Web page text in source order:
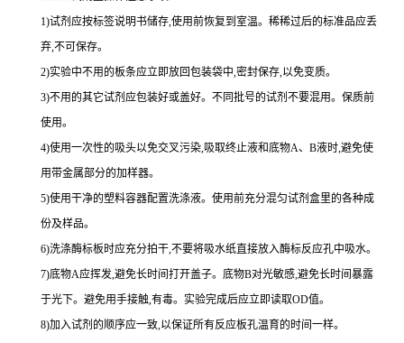
1)试剂应按标签说明书储存,使用前恢复到室温。稀稀过后的标准品应丢
弃,不可保存。
2)实验中不用的板条应立即放回包装袋中,密封保存,以免变质。
3)不用的其它试剂应包装好或盖好。不同批号的试剂不要混用。保质前
使用。
4)使用一次性的吸头以免交叉污染,吸取终止液和底物A、 B液时,避免使
用带金属部分的加样器。
5)使用干净的塑料容器配置洗涤液。使用前充分混匀试剂盒里的各种成
份及样品。
6)洗涤酶标板时应充分拍干,不要将吸水纸直接放入酶标反应孔中吸水。
7)底物A应挥发,避免长时间打开盖子。底物B对光敏感,避免长时间暴露
于光下。避免用手接触,有毒。实验完成后应立即读取OD值。
8)加入试剂的顺序应一致,以保证所有反应板孔温育的时间一样。